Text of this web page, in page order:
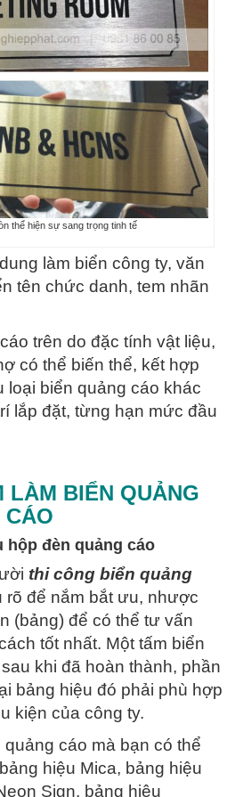
thể hiện sự sang trọng tinh tế
làm biển công ty, văn
tên chức danh, tem nhãn
trên do đặc tính vật liệu,
có thể biến thể, kết hợp
loại biển quảng cáo khác
lắp đặt, từng hạn mức đầu
LÀM BIỂN QUẢNG
CÁO
hộp đèn quảng cáo
thi công biển quảng
rõ để nắm bắt ưu, nhược
(bảng) để có thể tư vấn
tốt nhất. Một tấm biển
khi đã hoàn thành, phần
bảng hiệu đó phải phù hợp
kiện của công ty.
cáo mà bạn có thể
hiệu Mica, bảng hiệu
Sign, bảng hiệu